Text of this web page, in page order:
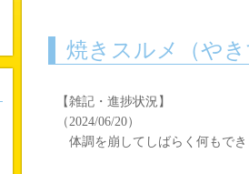
焼きスルメ（やき
【雑記・進捗状況】
（2024/06/20）
体調を崩してしばらく何もでき